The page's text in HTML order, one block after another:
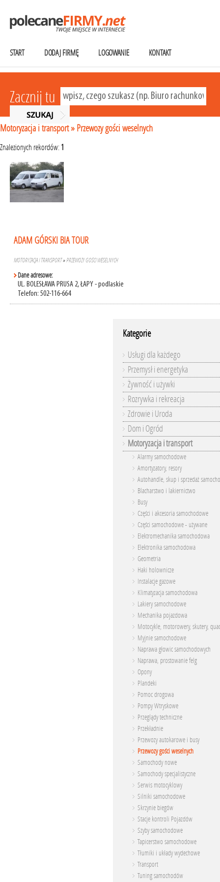
START DODAJ FIRMĘ LOGOWANIE KONTAKT
Zacznij tu
Motoryzacja i transport» Przewozy gości weselnych
Znalezionych rekordów: 1
ADAM GÓRSKI BIA TOUR
MOTORYZACJA I TRANSPORT»PRZEWOZY GOŚCI WESELNYCH
Dane adresowe:
UL. BOLESŁAWA PRUSA 2, ŁAPY - podlaskie
Telefon: 502-116-664
Kategorie
Usługi dla każdego
Przemysł i energetyka
Żywność i używki
Rozrywka i rekreacja
Zdrowie i Uroda
Dom i Ogród
Motoryzacja i transport
Alarmy samochodowe
Amortyzatory, resory
Autohandle, skup i sprzedaż
Blacharstwo i lakiernictwo
Busy
Części i akcesoria samochodowe
Części samochodowe - używane
Elektromechanika samochodowa
Elektronika samochodowa
Geometria
Haki holownicze
Instalacje gazowe
Klimatyzacja samochodowa
Lakiery samochodowe
Mechanika pojazdowa
Motocykle, motorowery, skutery,
Myjnie samochodowe
Naprawa głowic samochodowych
Naprawa, prostowanie felg
Opony
Plandeki
Pomoc drogowa
Pompy Wtryskowe
Przeglądy techniczne
Przekładnie
Przewozy autokarowe i busy
Przewozy gości weselnych
Samochody nowe
Samochody specjalistyczne
Serwis motocyklowy
Silniki samochodowe
Skrzynie biegów
Stacje kontroli Pojazdów
Szyby samochodowe
Tapicerstwo samochodowe
Tłumiki i układy wydechowe
Transport
Tuning samochodów